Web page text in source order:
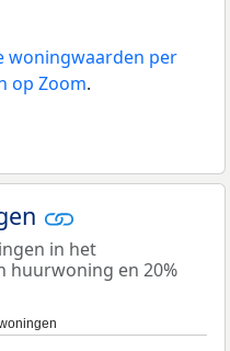
woningwaarden per
op Zoom.
in het
huurwoning en 20%